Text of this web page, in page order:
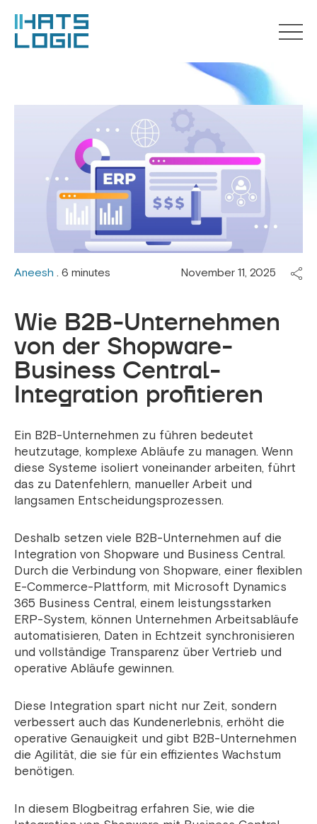
Aneesh . 6 minutes November 11, 2025
Wie B2B-Unternehmen
von der Shopware-
Business Central-
Integration profitieren
Ein B2B-Unternehmen zu führen bedeutet
heutzutage, komplexe Abläufe zu managen. Wenn
diese Systeme isoliert voneinander arbeiten, führt
das zu Datenfehlern, manueller Arbeit und
langsamen Entscheidungsprozessen.
Deshalb setzen viele B2B-Unternehmen auf die
Integration von Shopware und Business Central.
Durch die Verbindung von Shopware, einer flexiblen
E-Commerce-Plattform, mit Microsoft Dynamics
365 Business Central, einem leistungsstarken
ERP-System, können Unternehmen Arbeitsabläufe
automatisieren, Daten in Echtzeit synchronisieren
und vollständige Transparenz über Vertrieb und
operative Abläufe gewinnen.
Diese Integration spart nicht nur Zeit, sondern
verbessert auch das Kundenerlebnis, erhöht die
operative Genauigkeit und gibt B2B-Unternehmen
die Agilität, die sie für ein effizientes Wachstum
benötigen.
In diesem Blogbeitrag erfahren Sie, wie die